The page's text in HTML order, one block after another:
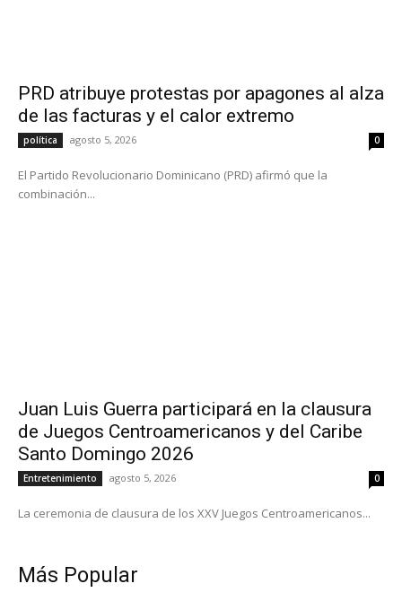
PRD atribuye protestas por apagones al alza
de las facturas y el calor extremo
política agosto 5, 2026 0
El Partido Revolucionario Dominicano (PRD) afirmó que la
combinación...
Juan Luis Guerra participará en la clausura
de Juegos Centroamericanos y del Caribe
Santo Domingo 2026
Entretenimiento agosto 5, 2026 0
La ceremonia de clausura de los XXV Juegos Centroamericanos...
Más Popular